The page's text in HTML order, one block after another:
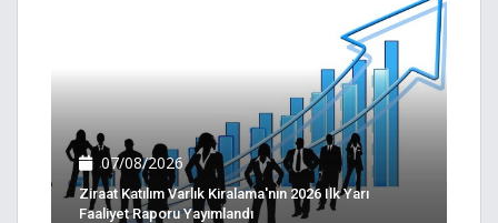
07/08/2026
Ziraat Katılım Varlık Kiralama'nın 2026 Ilk Yarı
Faaliyet Raporu Yayımlandı